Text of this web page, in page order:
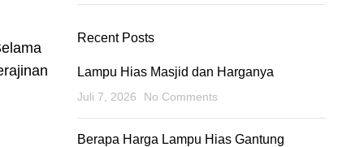
Recent Posts
Lampu Hias Masjid dan Harganya
Juli 7, 2026 No Comments
Berapa Harga Lampu Hias Gantung